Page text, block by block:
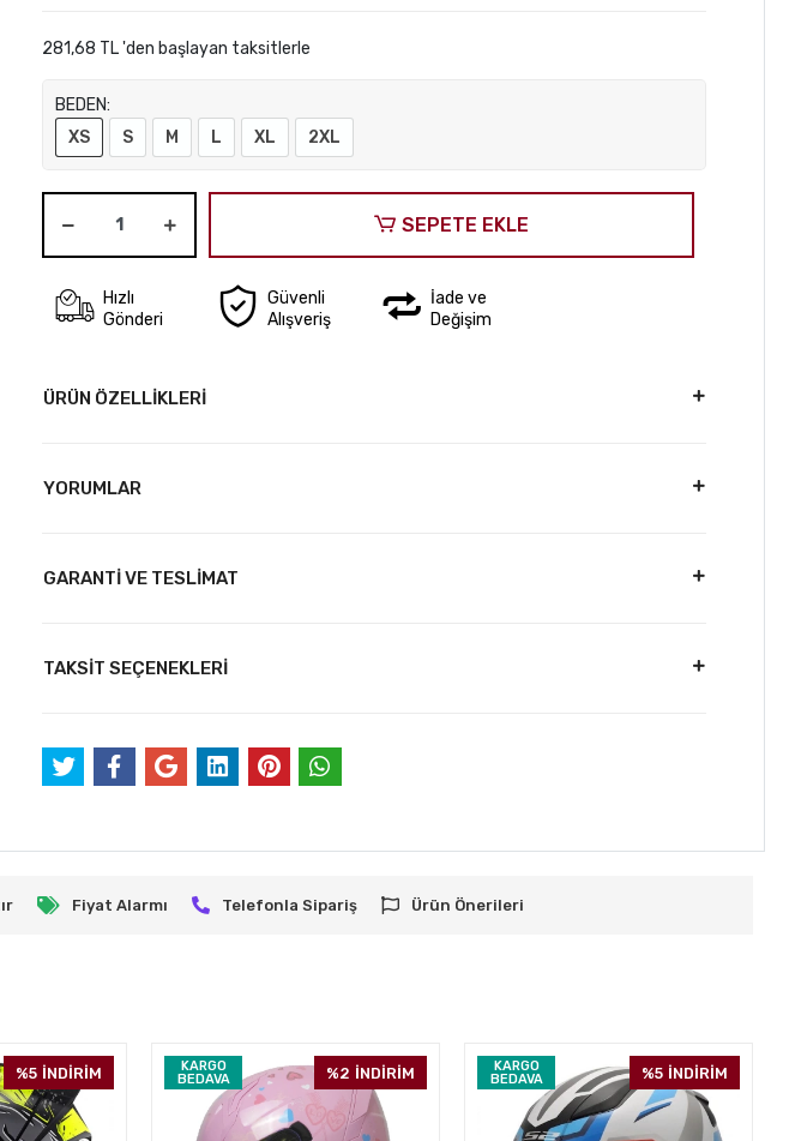
281,68 TL 'den başlayan taksitlerle
BEDEN:
XS
S M L XL 2XL
SEPETE EKLE
Hızlı
Gönderi
Güvenli
Alışveriş
İade ve
Değişim
ÜRÜN ÖZELLİKLERİ
YORUMLAR
GARANTİ VE TESLİMAT
TAKSİT SEÇENEKLERİ
Fiyat Alarmı Telefonla Sipariş Ürün Önerileri
%5 İNDİRİM
KARGO
BEDAVA
%2 İNDİRİM
KARGO
BEDAVA
%5 İNDİRİM